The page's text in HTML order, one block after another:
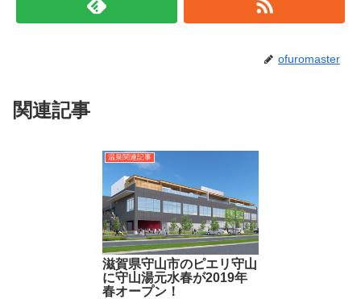
ofuromaster
関連記事
温泉関連記事
滋賀県守山市のピエリ守山
に守山湯元水春が2019年
春オープン！